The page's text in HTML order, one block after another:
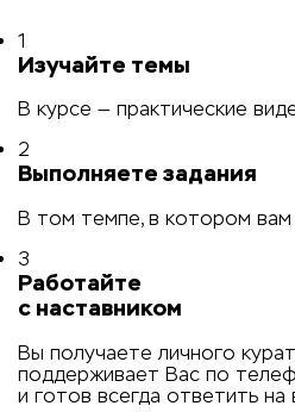
1
Изучайте темы
В курсе — практические
2
Выполняете задания
В том темпе, в котором
3
Работайте
с наставником
Вы получаете личного
поддерживает Вас по
и готов всегда ответить